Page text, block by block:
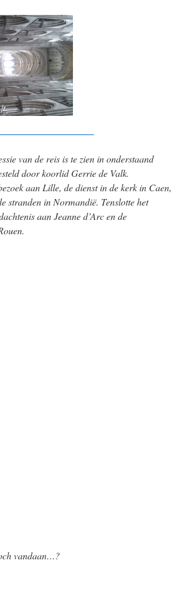
van de reis is te zien in onderstaand
door koorlid Gerrie de Valk.
aan Lille, de dienst in de kerk in Caen,
stranden in Normandië. Tenslotte het
aan Jeanne d’Arc en de
vandaan…?